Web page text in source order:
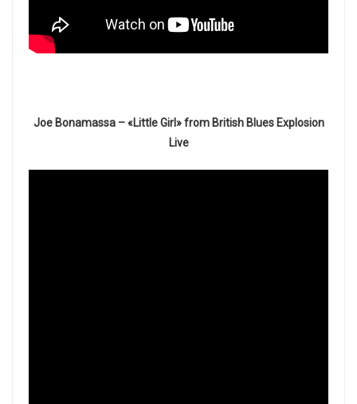
Joe Bonamassa – «Little Girl» from British Blues Explosion
Live